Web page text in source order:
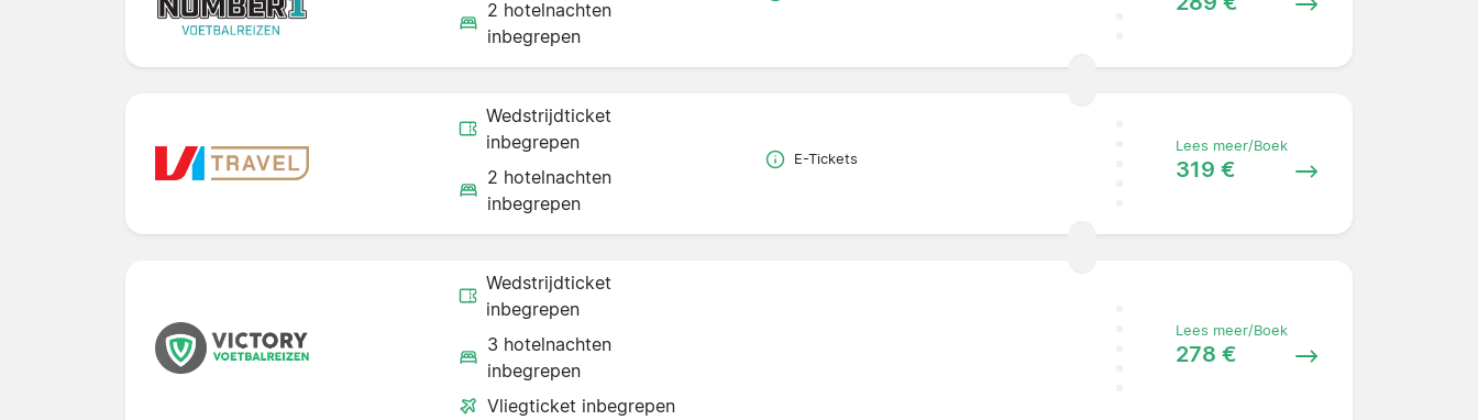
2 hotelnachten
inbegrepen
Wedstrijdticket
inbegrepen
2 hotelnachten
inbegrepen
E-Tickets
Lees meer/Boek
319 €
Wedstrijdticket
inbegrepen
3 hotelnachten
inbegrepen
Vliegticket inbegrepen
Lees meer/Boek
278 €